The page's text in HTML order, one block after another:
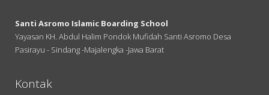
Santi Asromo Islamic Boarding School
Yayasan KH. Abdul Halim Pondok Mufidah Santi Asromo Desa
Pasirayu - Sindang -Majalengka -Jawa Barat
Kontak